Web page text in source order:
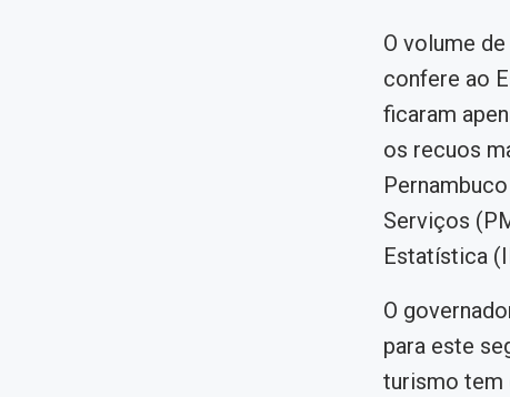
O volume
confere ao
ficaram
os recuos
Serviços
Estatística
O
para este
turismo tem